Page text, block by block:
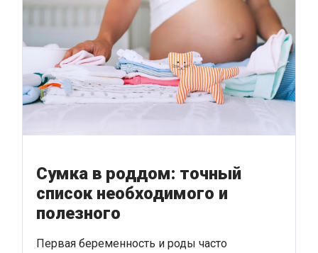
Сумка в роддом: точный
список необходимого и
полезного
Первая беременность и роды часто